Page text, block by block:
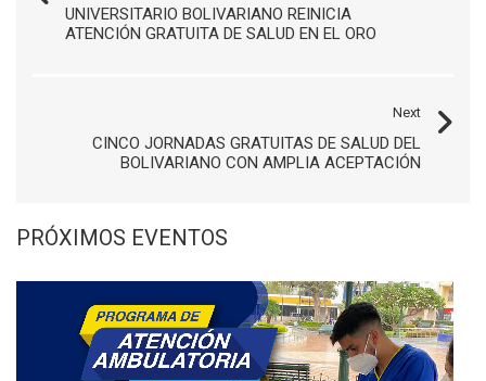
UNIVERSITARIO BOLIVARIANO REINICIA
ATENCIÓN GRATUITA DE SALUD EN EL ORO
Next
CINCO JORNADAS GRATUITAS DE SALUD DEL
BOLIVARIANO CON AMPLIA ACEPTACIÓN
PRÓXIMOS EVENTOS